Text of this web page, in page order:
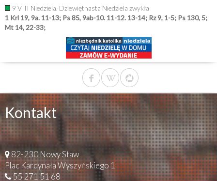
9 VIII Niedziela. Dziewiętnasta Niedziela zwykła
1 Krl 19, 9a. 11-13; Ps 85, 9ab-10. 11-12. 13-14; Rz 9, 1-5; Ps 130, 5;
Mt 14, 22-33;
Kontakt
82-230 Nowy Staw
Plac Kardynała Wyszyńskiego 1
55 271 51 68